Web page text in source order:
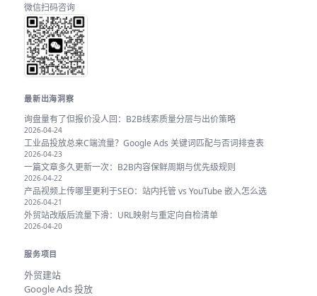
微信扫码咨询
最新出海洞察
询盘量有了但报价没人回：B2B线索质量分层与出价策略
2026-04-24
工业品投放总来C端流量？Google Ads 关键词匹配与否词排查表
2026-04-23
一篇文章多久更新一次：B2B内容保鲜周期与优先级规则
2026-04-22
产品视频上传哪里更利于SEO：站内托管 vs YouTube 嵌入怎么选
2026-04-21
外贸站改版后流量下滑：URL映射与重定向自检清单
2026-04-20
服务项目
外贸建站
Google Ads 投放